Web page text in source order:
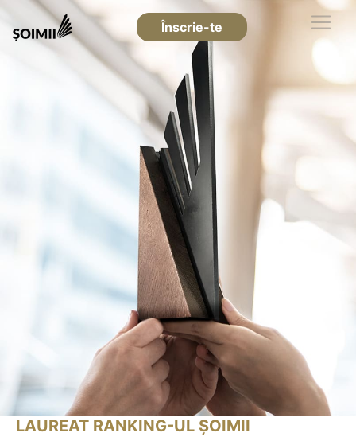
Înscrie-te
LAUREAT RANKING-UL ȘOIMII